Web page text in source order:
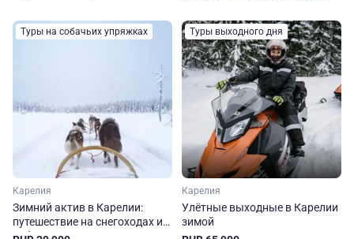
Туры на собачьих упряжках
Карелия
Зимний актив в Карелии:
путешествие на снегоходах и
собачьих упряжках
Туры выходного дня
Карелия
Улётные выходные в Карелии
зимой